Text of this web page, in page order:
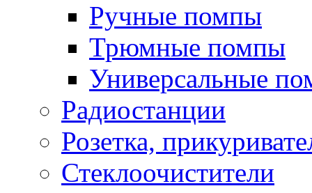
Ручные помпы
Трюмные помпы
Универсальные
Радиостанции
Розетка,
Стеклоочистители